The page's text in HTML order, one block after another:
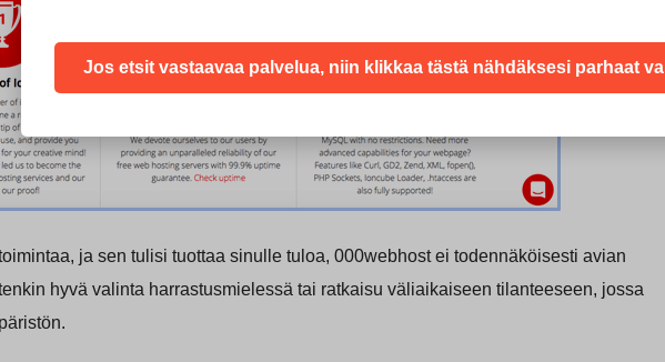
ja sen tulisi tuottaa sinulle tuloa, 000webhost ei todennäköisesti avian
hyvä valinta harrastusmielessä tai ratkaisu väliaikaiseen tilanteeseen, jossa
Jos etsit vastaavaa palvelua, niin klikkaa tästä nähdäksesi parhaat